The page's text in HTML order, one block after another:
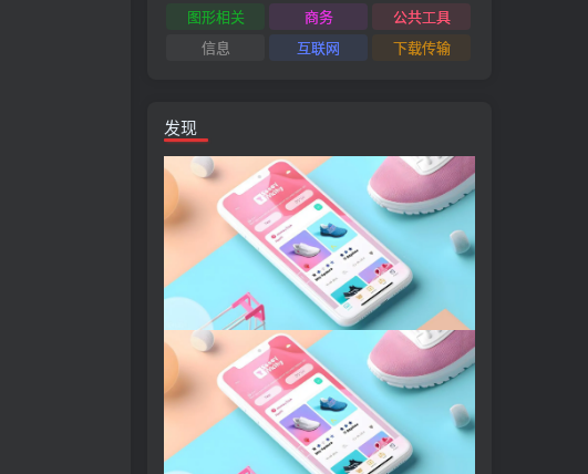
图形相关
商务
公共工具
信息
互联网 下载传输
发现